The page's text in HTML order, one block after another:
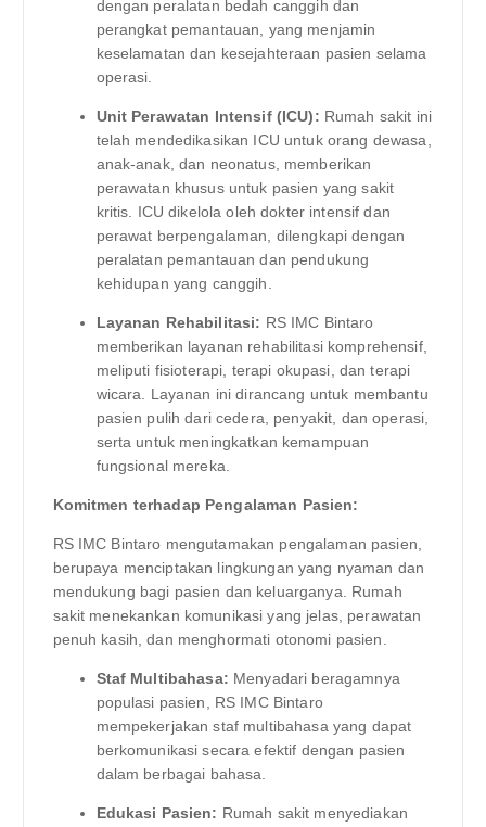
dengan peralatan bedah canggih dan
perangkat pemantauan, yang menjamin
keselamatan dan kesejahteraan pasien selama
operasi.
Unit Perawatan Intensif (ICU): Rumah sakit ini
telah mendedikasikan ICU untuk orang dewasa,
anak-anak, dan neonatus, memberikan
perawatan khusus untuk pasien yang sakit
kritis. ICU dikelola oleh dokter intensif dan
perawat berpengalaman, dilengkapi dengan
peralatan pemantauan dan pendukung
kehidupan yang canggih.
Layanan Rehabilitasi: RS IMC Bintaro
memberikan layanan rehabilitasi komprehensif,
meliputi fisioterapi, terapi okupasi, dan terapi
wicara. Layanan ini dirancang untuk membantu
pasien pulih dari cedera, penyakit, dan operasi,
serta untuk meningkatkan kemampuan
fungsional mereka.
Komitmen terhadap Pengalaman Pasien:
RS IMC Bintaro mengutamakan pengalaman pasien,
berupaya menciptakan lingkungan yang nyaman dan
mendukung bagi pasien dan keluarganya. Rumah
sakit menekankan komunikasi yang jelas, perawatan
penuh kasih, dan menghormati otonomi pasien.
Staf Multibahasa: Menyadari beragamnya
populasi pasien, RS IMC Bintaro
mempekerjakan staf multibahasa yang dapat
berkomunikasi secara efektif dengan pasien
dalam berbagai bahasa.
Edukasi Pasien: Rumah sakit menyediakan